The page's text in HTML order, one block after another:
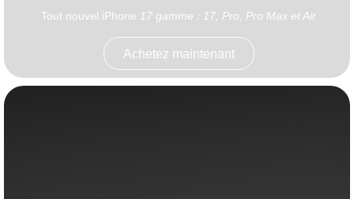
Tout nouvel iPhone 17 gamme : 17, Pro, Pro Max et Air
Achetez maintenant